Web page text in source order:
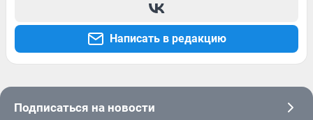
Написать в редакцию
Подписаться на новости